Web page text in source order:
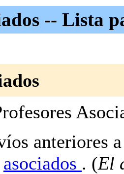
-- Lista
anteriores
asociados . (El